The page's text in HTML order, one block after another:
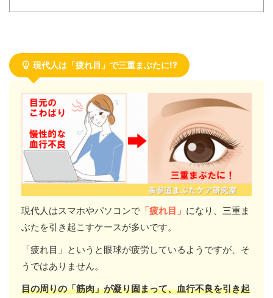
現代人は「疲れ目」で三重まぶたに!?
現代人はスマホやパソコンで 「疲れ目」 になり、三重ま
ぶたを引き起こすケースが多いです。
「疲れ目」というと眼球が疲労しているようですが、そ
うではありません。
目の周りの「筋肉」が凝り固まって、血行不良を引き起